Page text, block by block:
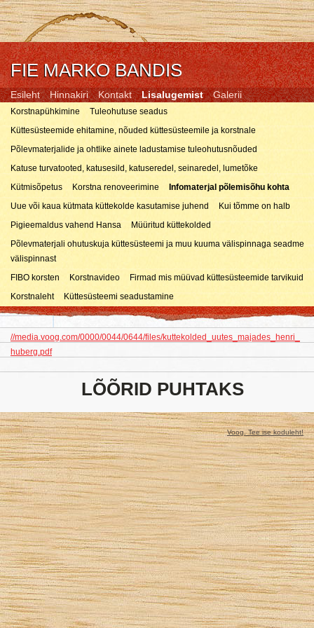
FIE MARKO BANDIS
Esileht Hinnakiri Kontakt Lisalugemist Galerii
Korstnapühkimine
Tuleohutuse seadus
Küttesüsteemide ehitamine, nõuded küttesüsteemile ja korstnale
Põlevmaterjalide ja ohtlike ainete ladustamise tuleohutusnõuded
Katuse turvatooted, katusesild, katuseredel, seinaredel, lumetõke
Kütmisõpetus
Korstna renoveerimine
Infomaterjal põlemisõhu kohta
Uue või kaua kütmata küttekolde kasutamise juhend
Kui tõmme on halb
Pigieemaldus vahend Hansa
Müüritud küttekolded
Põlevmaterjali ohutuskuja küttesüsteemi ja muu kuuma välispinnaga seadme
välispinnast
FIBO korsten
Korstnavideo
Firmad mis müüvad küttesüsteemide tarvikuid
Korstnaleht
Küttesüsteemi seadustamine
//media.voog.com/0000/0044/0644/files/kuttekolded_uutes_majades_henri_
huberg.pdf
LÕÕRID PUHTAKS
Voog. Tee ise koduleht!